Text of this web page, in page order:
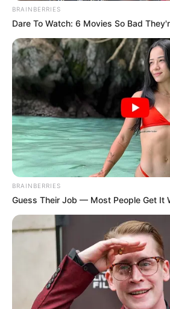
ΥΠΟΣΤΗΡΙΞΤΕ ΤΟΝ ΑΓΩΝΑ ΜΑΣ
Επισκεφτείτετο κανάλι μου
ψάχνετε πραγματικά να βρείτε
Ενημέρωση που δεν θα ακούσετε
κυρίαρχα ΜΜΕ… Υποστηρίξτε
την εγγραφή, τα κόσμια σχόλια και
FACEBOOK
YOUTUBE
EMAIL
BRAINBERRIES
Dare To Watch: 6 Movies So Bad
BRAINBERRIES
Guess Their Job — Most People Get It